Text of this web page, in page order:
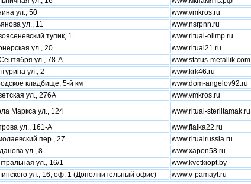
ул., 50
www.vmkros.ru
ул., 11
www.nsrpnn.ru
тупик, 1
www.ritual-olimp.ru
ул., 20
www.ritual21.ru
ул., 78-А
www.status-metallik.com
ул., 2
www.krk46.ru
кладбище, 5-й км
www.dom-angelov92.ru
ул., 276А
www.vmkros.ru
Маркса ул., 124
www.ritual-sterlitamak.ru
ул., 161-А
www.fialka22.ru
пер., 27
www.ritualrussia.ru
ул., 8
www.xapon58.ru
ул., 16/1
www.kvetkiopt.by
ул., 16, оф. 1 (Дополнительный офис) www.v-pamayt.ru